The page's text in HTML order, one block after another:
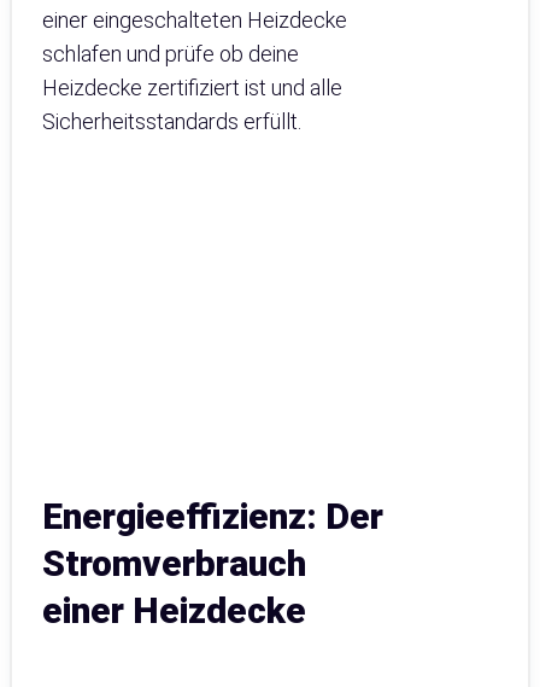
einer eingeschalteten Heizdecke
schlafen und prüfe ob deine
Heizdecke zertifiziert ist und alle
Sicherheitsstandards erfüllt.
Energieeffizienz: Der
Stromverbrauch
einer Heizdecke